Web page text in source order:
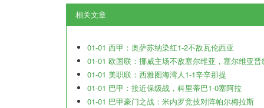
相关文章
01-01 西甲：奥萨苏纳染红1-2不敌瓦伦西亚
01-01 欧国联：挪威主场不敌塞尔维亚，塞尔维亚晋
01-01 美职联：西雅图海湾人1-1辛辛那提
01-01 巴甲：接近保级战，科里蒂巴1-0塞阿拉
01-01 巴甲豪门之战：米内罗竞技对阵帕尔梅拉斯